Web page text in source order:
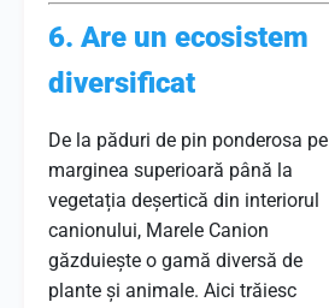
6. Are un ecosistem
diversificat
De la păduri de pin ponderosa pe
marginea superioară până la
vegetația deșertică din interiorul
canionului, Marele Canion
găzduiește o gamă diversă de
plante și animale. Aici trăiesc